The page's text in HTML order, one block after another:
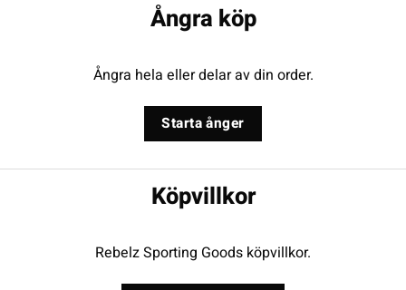
Ångra köp
Ångra hela eller delar av din order.
Starta ånger
Köpvillkor
Rebelz Sporting Goods köpvillkor.